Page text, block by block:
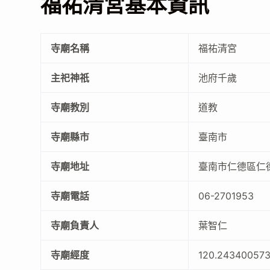
寺廟名稱 福祐清宮
主祀神祇 池府千歲
寺廟教別 道教
寺廟縣市 臺南市
寺廟地址 臺南市仁德區
寺廟電話 06-2701953
寺廟負責人 葉智仁
寺廟經度